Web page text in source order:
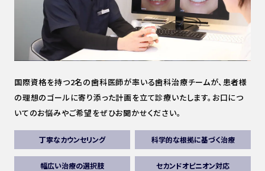
国際資格を持つ2名の歯科医師が率いる歯科治療チームが、患者様
の理想のゴールに寄り添った計画を立て診療いたします。 お口につ
いてのお悩みやご希望をぜひお聞かせください。
丁寧なカウンセリング 科学的な根拠に基づく治療
幅広い治療の選択肢 セカンドオピニオン対応